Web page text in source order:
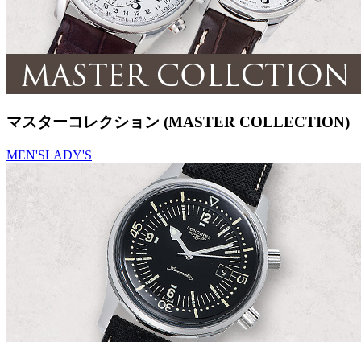
マスターコレクション (MASTER COLLECTION)
MEN'SLADY'S